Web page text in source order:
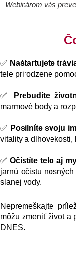
Webinárom vás
✅ Naštartujete
tele prirodzene
✅ Prebudíte
marmové body a
✅ Posilníte svoju
vitality a dlhovekosti,
✅Očistíte telo aj
jarnú očistu
slanej vody.
Nepremeškajte
môžu zmeniť život a
DNES.